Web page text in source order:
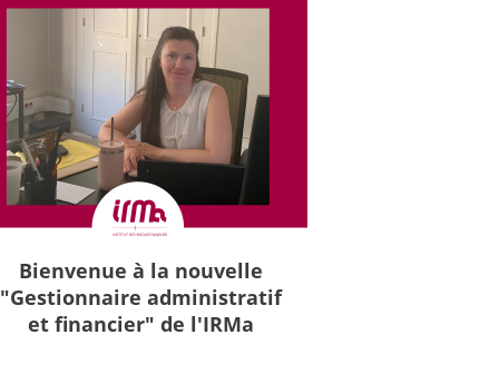
Bienvenue à la nouvelle
"Gestionnaire administratif
et financier" de l'IRMa